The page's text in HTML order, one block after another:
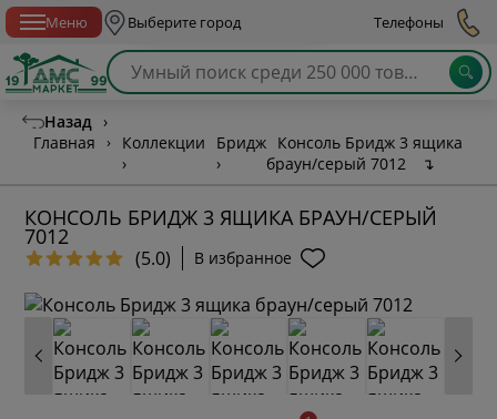
Меню Выберите город Телефоны
Назад ›
Главная
›
Коллекции
›
Бридж
›
Консоль Бридж 3 ящика
браун/серый 7012
↴
КОНСОЛЬ БРИДЖ 3 ЯЩИКА БРАУН/СЕРЫЙ
7012
(5.0) В избранное